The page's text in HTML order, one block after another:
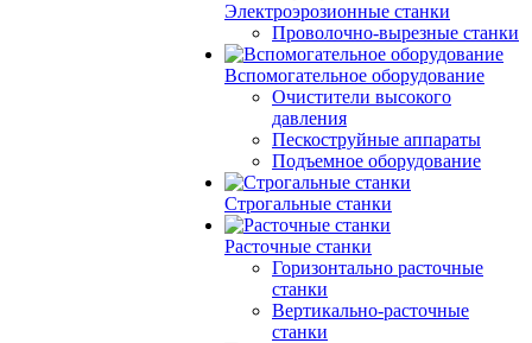
Электроэрозионные станки
Проволочно-вырезные станки
Вспомогательное оборудование
Очистители высокого
давления
Пескоструйные аппараты
Подъемное оборудование
Строгальные станки
Расточные станки
Горизонтально расточные
станки
Вертикально-расточные
станки